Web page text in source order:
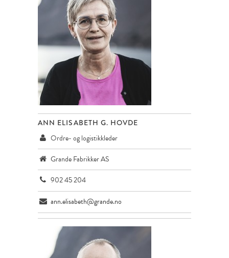
ANN ELISABETH G. HOVDE
Ordre- og logistikkleder
Grande Fabrikker AS
902 45 204
ann.elisabeth@grande.no